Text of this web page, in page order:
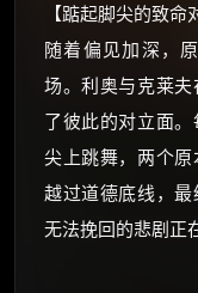
【踮起脚尖的致命
随着偏见加深，
场。利奥与克莱
了彼此的对立面
尖上跳舞，两个
越过道德底线，
无法挽回的悲剧正
☕